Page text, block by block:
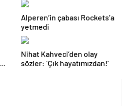
Alperen’in çabası Rockets’a
yetmedi
Nihat Kahveci’den olay
sözler: ‘Çık hayatımızdan!’